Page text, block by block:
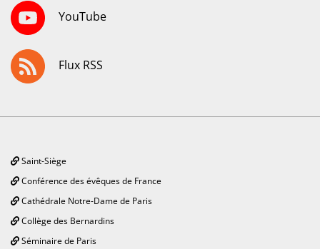
YouTube
Flux RSS
Saint-Siège
Conférence des évêques de France
Cathédrale Notre-Dame de Paris
Collège des Bernardins
Séminaire de Paris